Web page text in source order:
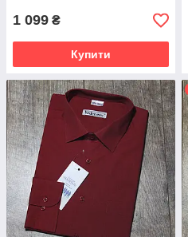
1 099 ₴
Купити